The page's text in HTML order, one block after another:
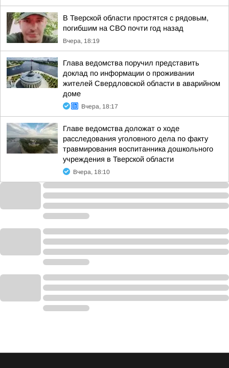
В Тверской области простятся с рядовым,
погибшим на СВО почти год назад
Вчера, 18:19
Глава ведомства поручил представить
доклад по информации о проживании
жителей Свердловской области в аварийном
доме
Вчера, 18:17
Главе ведомства доложат о ходе
расследования уголовного дела по факту
травмирования воспитанника дошкольного
учреждения в Тверской области
Вчера, 18:10